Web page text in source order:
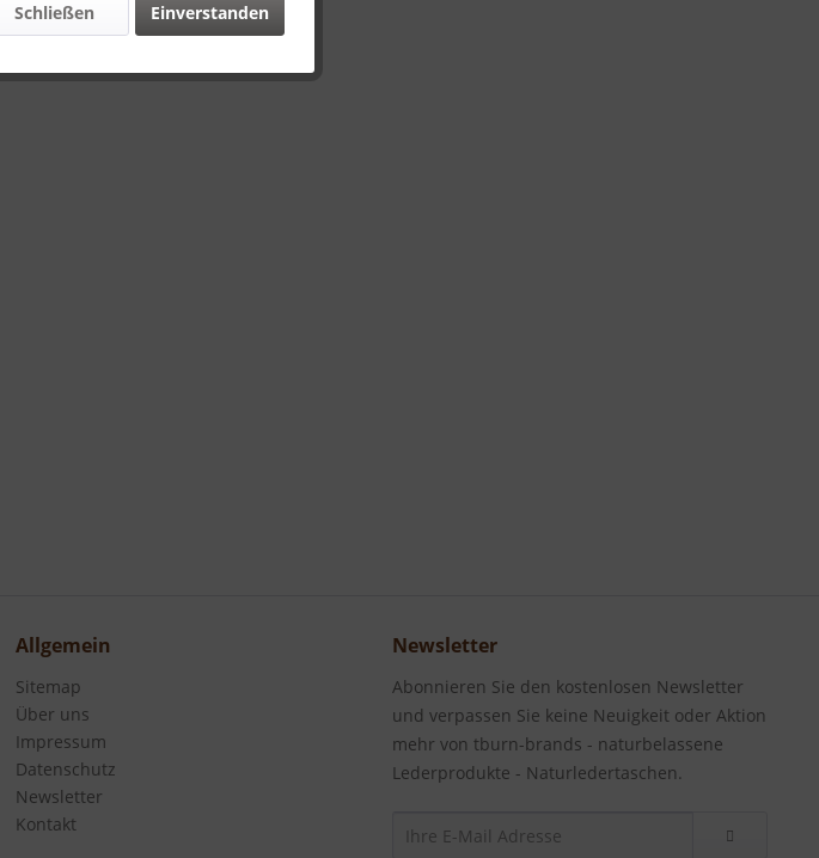
Allgemein
Sitemap
Über uns
Impressum
Datenschutz
Newsletter
Kontakt
Newsletter
Abonnieren Sie den kostenlosen Newsletter
und verpassen Sie keine Neuigkeit oder Aktion
mehr von tburn-brands - naturbelassene
Lederprodukte - Naturledertaschen.
Einverstanden
Schließen